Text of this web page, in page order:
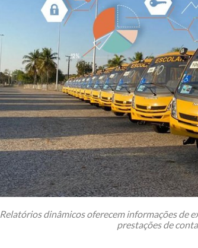
Relatórios dinâmicos oferecem informações de
prestações de